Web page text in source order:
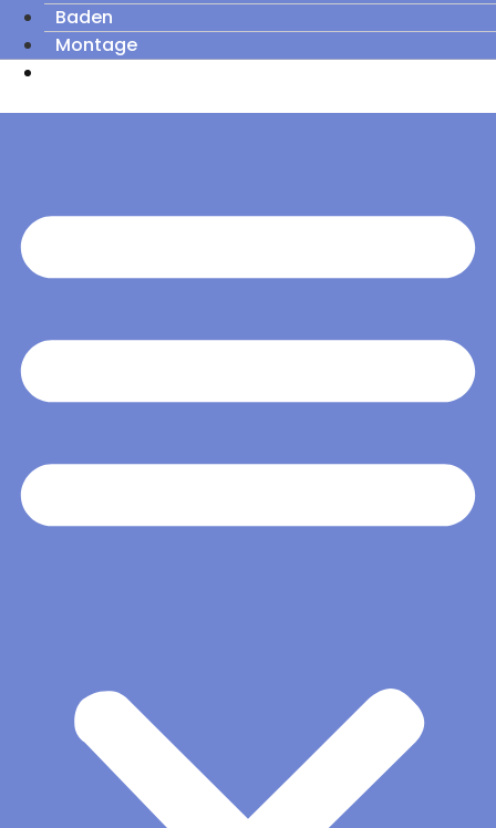
Baden
Montage